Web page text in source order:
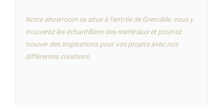
Notre showroom se situe à l’entrée de Grenoble, vous y
trouverez les échantillons des matériaux et pourrez
trouver des inspirations pour vos projets avec nos
différentes créations.